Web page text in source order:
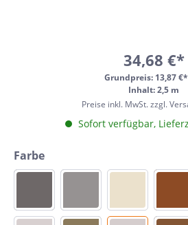
34,68 €*
Grundpreis: 13,87
Inhalt: 2,5 m
Preise inkl. MwSt. zzgl.
Sofort verfügbar,
Farbe